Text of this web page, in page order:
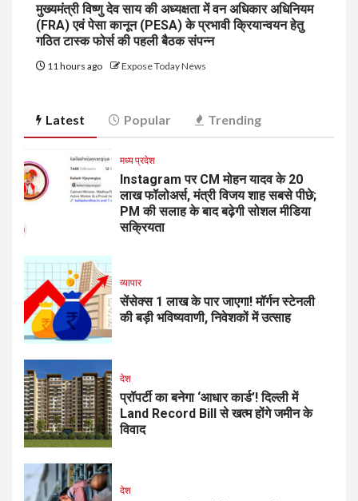
मुख्यमंत्री विष्णु देव साय की अध्यक्षता में वन अधिकार अधिनियम
(FRA) एवं पेसा कानून (PESA) के प्रभावी क्रियान्वयन हेतु
गठित टास्क फोर्स की पहली बैठक संपन्न
11 hours ago Expose Today News
Latest Popular Trending
मध्य प्रदेश
Instagram पर CM मोहन यादव के 20
लाख फॉलोअर्स, मंत्री विजय शाह सबसे पीछे;
PM की सलाह के बाद बढ़ेगी सोशल मीडिया
सक्रियता
व्यापार
सेंसेक्स 1 लाख के पार जाएगा! मॉर्गन स्टेनली
की बड़ी भविष्यवाणी, निवेशकों में उत्साह
देश
प्रॉपर्टी का बनेगा ‘आधार कार्ड’! दिल्ली में
Land Record Bill से खत्म होंगे जमीन के
विवाद
देश